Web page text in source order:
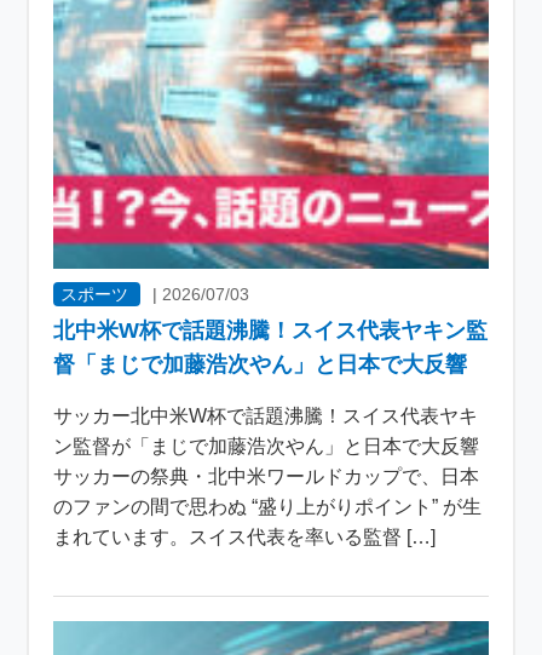
スポーツ | 2026/07/03
北中米W杯で話題沸騰！スイス代表ヤキン監
督「まじで加藤浩次やん」と日本で大反響
サッカー北中米W杯で話題沸騰！スイス代表ヤキ
ン監督が「まじで加藤浩次やん」と日本で大反響
サッカーの祭典・北中米ワールドカップで、日本
のファンの間で思わぬ “盛り上がりポイント” が生
まれています。スイス代表を率いる監督 […]